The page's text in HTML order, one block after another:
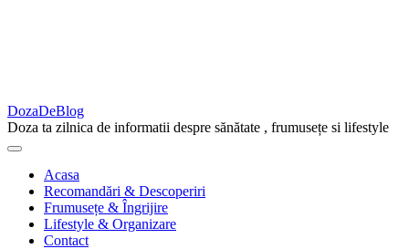
DozaDeBlog
Doza ta zilnica de informatii despre sănătate , frumusețe si lifestyle
Acasa
Recomandări & Descoperiri
Frumusețe & Îngrijire
Lifestyle & Organizare
Contact